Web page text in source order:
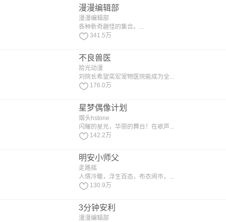
漫漫编辑部
漫漫编辑部
各种新奇趣怪的集合。...
341.5万
不良兽医
拾光动漫
刘院长希望奕宏宠物医院能成为全...
176.0万
星梦偶像计划
烟头hstone
闪耀的星光，华丽的舞台！在歌声...
142.2万
明安小师父
走路摇
人情冷暖，浮生百态，布衣闹市，...
130.9万
3分钟安利
漫漫编辑部